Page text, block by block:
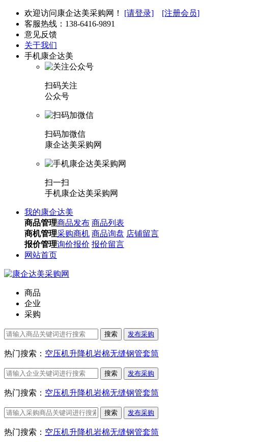
欢迎访问康企达美采购网！ [请登录]
[注册会员]
客服热线： 138-6416-9891
意见反馈
关于我们
手机康企达美
扫码关注
公众号
扫码加微信
康企达美采购网
扫一扫
手机康企达美采购网
我的康企达美
商品管理商品发布 商品列表
商机管理采购商机 商品询盘 店铺留言
报价管理询价报价 报价留言
网站首页
商品
企业
采购
搜索 发布采购
热门搜索： 空压机升降机岩棉无缝钢管套筒
搜索 发布采购
热门搜索： 空压机升降机岩棉无缝钢管套筒
搜索 发布采购
热门搜索： 空压机升降机岩棉无缝钢管套筒